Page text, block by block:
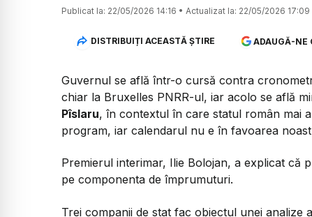
Publicat la: 22/05/2026 14:16 • Actualizat la: 22/05/2026 17:09
DISTRIBUIȚI ACEASTĂ ȘTIRE ADAUGĂ-NE
Guvernul se află într-o cursă contra
chiar la Bruxelles PNRR-ul, iar acolo se află
Pîslaru, în contextul în care statul român mai
program, iar calendarul nu e în favoarea
Premierul interimar, Ilie Bolojan, a explicat că
pe componenta de împrumuturi.
Trei companii de stat fac obiectul unei analize